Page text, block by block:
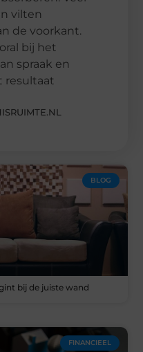
vilten
de voorkant.
bij het
spraak en
resultaat
BLOG
bij de juiste wand
FINANCIEEL